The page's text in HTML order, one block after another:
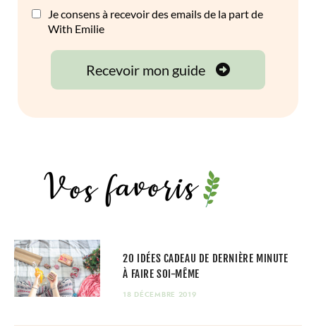
20 IDÉES CADEAU DE DERNIÈRE MINUTE
À FAIRE SOI-MÊME
18 DÉCEMBRE 2019